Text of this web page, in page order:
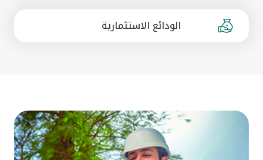
الودائع الاستثمارية